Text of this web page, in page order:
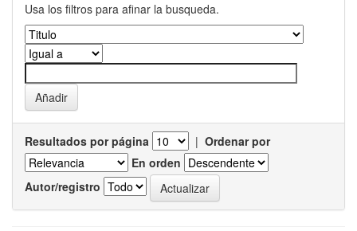
Usa los filtros para afinar la busqueda.
Resultados por página | Ordenar por
En orden
Autor/registro